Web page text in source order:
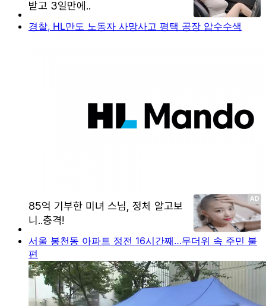
경찰, HL만도 노동자 사망사고 평택 공장 압수수색
서울 봉천동 아파트 정전 16시간째…무더위 속 주민 불
편